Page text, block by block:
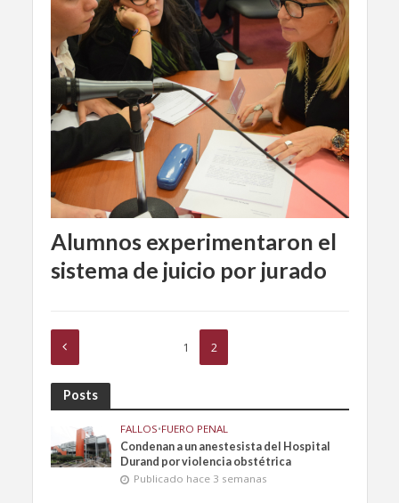
Alumnos experimentaron el
sistema de juicio por jurado
1 2
Posts
FALLOS•FUERO PENAL
Condenan a un anestesista del Hospital
Durand por violencia obstétrica
Publicado hace 3 semanas